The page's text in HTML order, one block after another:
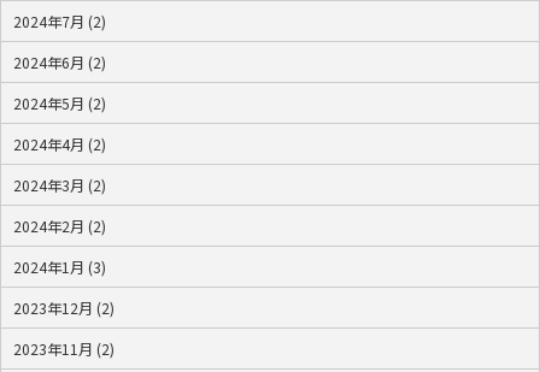
2024年7月 (2)
2024年6月 (2)
2024年5月 (2)
2024年4月 (2)
2024年3月 (2)
2024年2月 (2)
2024年1月 (3)
2023年12月 (2)
2023年11月 (2)